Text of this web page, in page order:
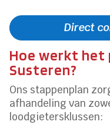
Direct
Hoe werkt het
Susteren?
Ons stappenplan
afhandeling van
loodgietersklussen: